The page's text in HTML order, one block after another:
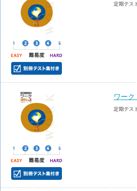
定期テス
ワー
定期テス